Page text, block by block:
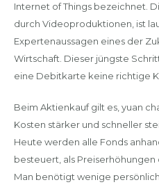
Internet of Things bezeichnet.
durch Videoproduktionen, ist
Expertenaussagen eines der
Wirtschaft. Dieser jüngste
eine Debitkarte keine richtige
Beim Aktienkauf gilt es, yuan
Kosten stärker und schneller
Heute werden alle Fonds
besteuert, als
Man benötigt wenige